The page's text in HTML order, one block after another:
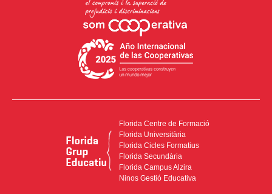
Florida Centre de Formació
Florida Universitària
Florida Cicles Formatius
Florida Secundària
Florida Campus Alzira
Ninos Gestió Educativa